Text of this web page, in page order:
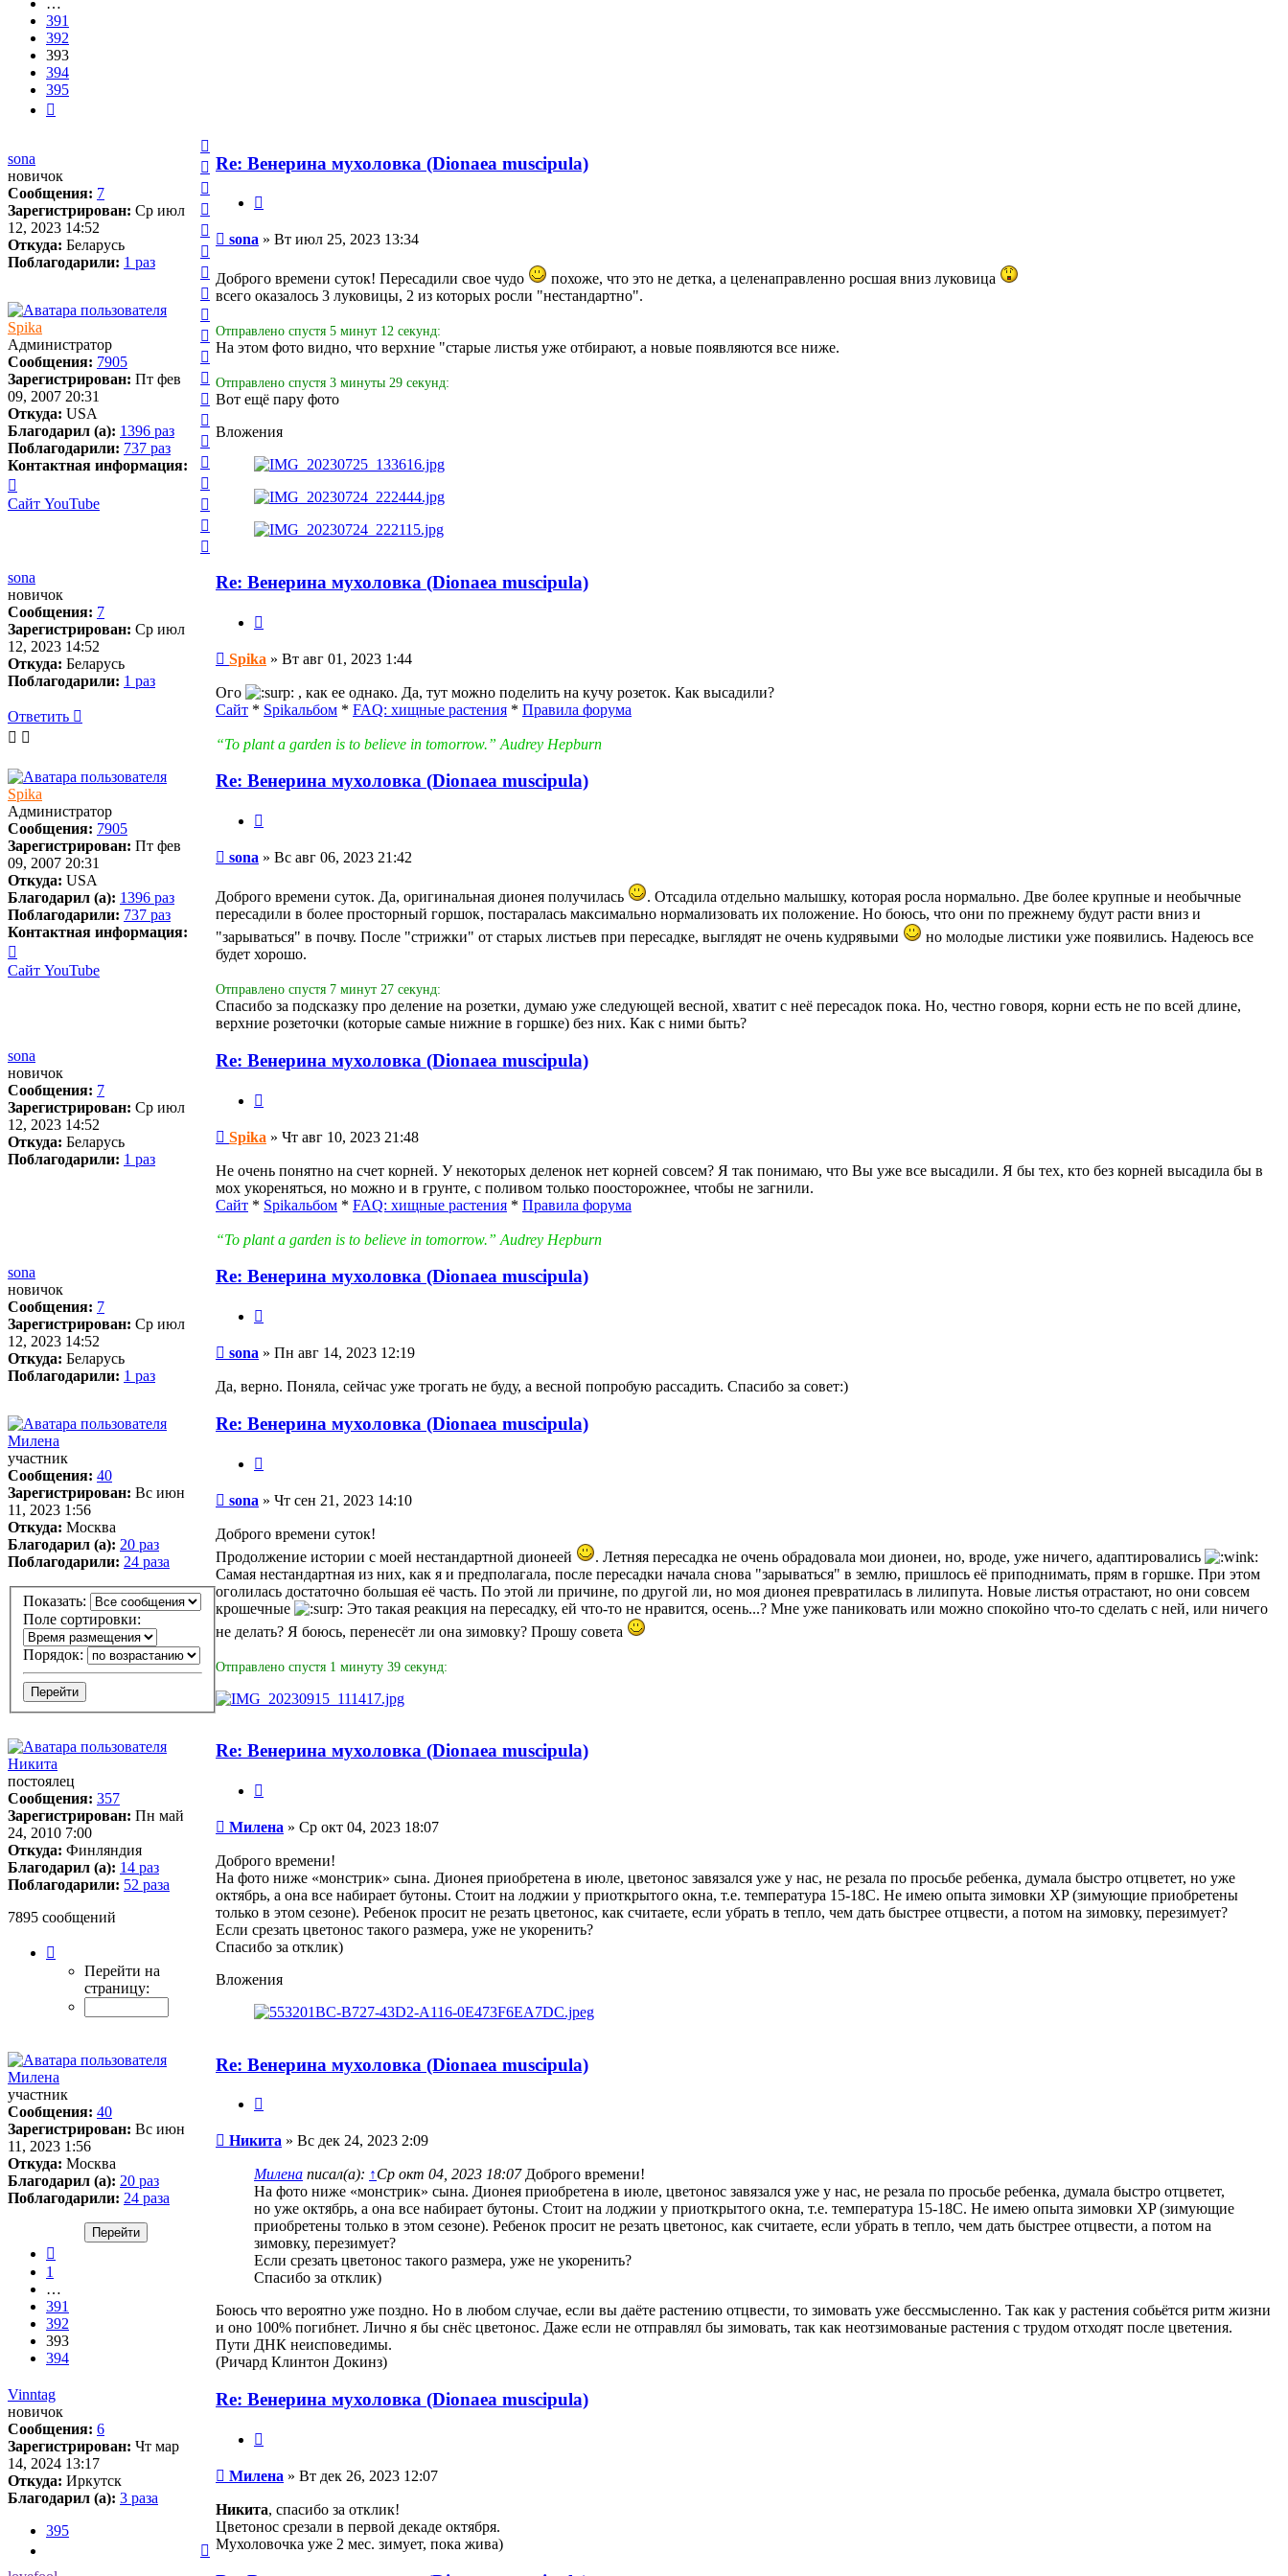
391
392
393
394
395
sona
новичок
Сообщения: 7
Зарегистрирован: Ср июл
12, 2023 14:52
Откуда: Беларусь
Поблагодарили: 1 раз
Re: Венерина мухоловка (Dionaea muscipula)
Сообщение
sona » Вт июл 25, 2023 13:34
Доброго времени суток! Пересадили свое чудо
похоже, что это не детка, а целенаправленно росшая вниз луковица
всего оказалось 3 луковицы, 2 из которых росли "нестандартно".
Отправлено спустя 5 минут 12 секунд:
На этом фото видно, что верхние "старые листья уже отбирают, а новые появляются все ниже.
Отправлено спустя 3 минуты 29 секунд:
Вот ещё пару фото
Вложения
к
началу
Spika
Администратор
Сообщения: 7905
Зарегистрирован: Пт фев
09, 2007 20:31
Откуда: USA
Благодарил (а): 1396 раз
Поблагодарили: 737 раз
Контактная информация:
информация
пользователя
Сайт YouTube
Re: Венерина мухоловка (Dionaea muscipula)
Сообщение
Spika » Вт авг 01, 2023 1:44
Ого
, как ее однако. Да, тут можно поделить на кучу розеток. Как высадили?
Сайт * Spikальбом * FAQ: хищные растения * Правила форума
“To plant a garden is to believe in tomorrow.” Audrey Hepburn
Вернуться
началу
sona
новичок
Сообщения: 7
Зарегистрирован: Ср июл
12, 2023 14:52
Откуда: Беларусь
Поблагодарили: 1 раз
Re: Венерина мухоловка (Dionaea muscipula)
Сообщение
sona » Вс авг 06, 2023 21:42
Доброго времени суток. Да, оригинальная дионея получилась
. Отсадила отдельно малышку, которая росла нормально. Две более крупные и необычные
пересадили в более просторный горшок, постаралась максимально нормализовать их положение. Но боюсь, что они по прежнему будут расти вниз и
"зарываться" в почву. После "стрижки" от старых листьев при пересадке, выглядят не очень кудрявыми
но молодые листики уже появились. Надеюсь все
будет хорошо.
Отправлено спустя 7 минут 27 секунд:
Спасибо за подсказку про деление на розетки, думаю уже следующей весной, хватит с неё пересадок пока. Но, честно говоря, корни есть не по всей длине,
верхние розеточки (которые самые нижние в горшке) без них. Как с ними быть?
началу
Spika
Администратор
Сообщения: 7905
Зарегистрирован: Пт фев
09, 2007 20:31
Откуда: USA
Благодарил (а): 1396 раз
Поблагодарили: 737 раз
Контактная информация:
информация
пользователя
Сайт YouTube
Re: Венерина мухоловка (Dionaea muscipula)
Сообщение
Spika » Чт авг 10, 2023 21:48
Не очень понятно на счет корней. У некоторых деленок нет корней совсем? Я так понимаю, что Вы уже все высадили. Я бы тех, кто без корней высадила бы в
мох укореняться, но можно и в грунте, с поливом только поосторожнее, чтобы не загнили.
Сайт * Spikальбом * FAQ: хищные растения * Правила форума
“To plant a garden is to believe in tomorrow.” Audrey Hepburn
Вернуться
началу
sona
новичок
Сообщения: 7
Зарегистрирован: Ср июл
12, 2023 14:52
Откуда: Беларусь
Поблагодарили: 1 раз
Re: Венерина мухоловка (Dionaea muscipula)
Сообщение
sona » Пн авг 14, 2023 12:19
Да, верно. Поняла, сейчас уже трогать не буду, а весной попробую рассадить. Спасибо за совет:)
к
началу
sona
новичок
Сообщения: 7
Зарегистрирован: Ср июл
12, 2023 14:52
Откуда: Беларусь
Поблагодарили: 1 раз
Re: Венерина мухоловка (Dionaea muscipula)
Сообщение
sona » Чт сен 21, 2023 14:10
Доброго времени суток!
Продолжение истории с моей нестандартной дионеей
. Летняя пересадка не очень обрадовала мои дионеи, но, вроде, уже ничего, адаптировались
Самая нестандартная из них, как я и предполагала, после пересадки начала снова "зарываться" в землю, пришлось её приподнимать, прям в горшке. При этом
оголилась достаточно большая её часть. По этой ли причине, по другой ли, но моя дионея превратилась в лилипута. Новые листья отрастают, но они совсем
крошечные
Это такая реакция на пересадку, ей что-то не нравится, осень...? Мне уже паниковать или можно спокойно что-то сделать с ней, или ничего
не делать? Я боюсь, перенесёт ли она зимовку? Прошу совета
Отправлено спустя 1 минуту 39 секунд:
Вернуться
началу
Милена
участник
Сообщения: 40
Зарегистрирован: Вс июн
11, 2023 1:56
Откуда: Москва
Благодарил (а): 20 раз
Поблагодарили: 24 раза
Re: Венерина мухоловка (Dionaea muscipula)
Сообщение
Милена » Ср окт 04, 2023 18:07
Доброго времени!
На фото ниже «монстрик» сына. Дионея приобретена в июле, цветонос завязался уже у нас, не резала по просьбе ребенка, думала быстро отцветет, но уже
октябрь, а она все набирает бутоны. Стоит на лоджии у приоткрытого окна, т.е. температура 15-18С. Не имею опыта зимовки ХP (зимующие приобретены
только в этом сезоне). Ребенок просит не резать цветонос, как считаете, если убрать в тепло, чем дать быстрее отцвести, а потом на зимовку, перезимует?
Если срезать цветонос такого размера, уже не укоренить?
Спасибо за отклик)
Вложения
к
началу
Никита
постоялец
Сообщения: 357
Зарегистрирован: Пн май
24, 2010 7:00
Откуда: Финляндия
Благодарил (а): 14 раз
Поблагодарили: 52 раза
Re: Венерина мухоловка (Dionaea muscipula)
Сообщение
Никита » Вс дек 24, 2023 2:09
Милена писал(а): ↑Ср окт 04, 2023 18:07Доброго времени!
На фото ниже «монстрик» сына. Дионея приобретена в июле, цветонос завязался уже у нас, не резала по просьбе ребенка, думала быстро отцветет,
но уже октябрь, а она все набирает бутоны. Стоит на лоджии у приоткрытого окна, т.е. температура 15-18С. Не имею опыта зимовки ХP (зимующие
приобретены только в этом сезоне). Ребенок просит не резать цветонос, как считаете, если убрать в тепло, чем дать быстрее отцвести, а потом на
зимовку, перезимует?
Если срезать цветонос такого размера, уже не укоренить?
Спасибо за отклик)
Боюсь что вероятно уже поздно. Но в любом случае, если вы даёте растению отцвести, то зимовать уже бессмысленно. Так как у растения собьётся ритм жизни
и оно 100% погибнет. Лично я бы снёс цветонос. Даже если не отправлял бы зимовать, так как неотзимованые растения с трудом отходят после цветения.
Пути ДНК неисповедимы.
(Ричард Клинтон Докинз)
Вернуться
началу
Милена
участник
Сообщения: 40
Зарегистрирован: Вс июн
11, 2023 1:56
Откуда: Москва
Благодарил (а): 20 раз
Поблагодарили: 24 раза
Re: Венерина мухоловка (Dionaea muscipula)
Сообщение
Милена » Вт дек 26, 2023 12:07
Никита, спасибо за отклик!
Цветонос срезали в первой декаде октября.
Мухоловочка уже 2 мес. зимует, пока жива)
к
началу
Vinntag
новичок
Сообщения: 6
Зарегистрирован: Чт мар
14, 2024 13:17
Откуда: Иркутск
Благодарил (а): 3 раза
Вернуться
к
началу
Вернуться
началу
Вернуться
к
началу
Вернуться
началу
к
началу
Вернуться
началу
Вернуться
началу
началу
Вернуться
началу
Вернуться
началу
началу
Ответить
Ответить
Показать:
Поле сортировки:
Порядок:
7895 сообщений
393
395
Перейти на
страницу:
1
…
391
392
393
394
395
След.